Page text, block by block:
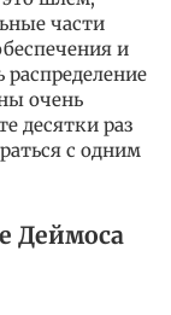
части
и
очень
десятки раз
с одним
Деймоса